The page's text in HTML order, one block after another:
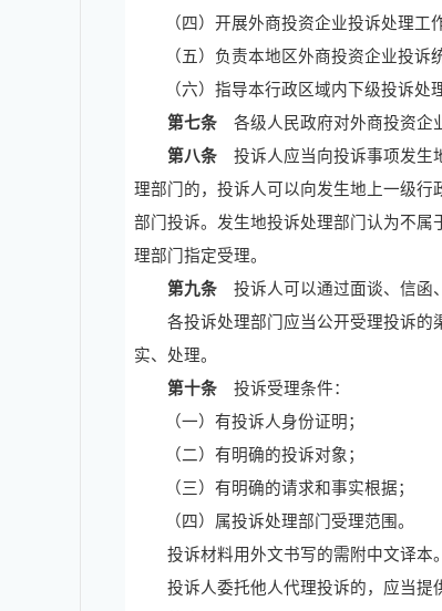
（四）开展外商投资企业投诉处理工
（五）负责本地区外商投资企业投诉
（六）指导本行政区域内下级投诉处
第七条各级人民政府对外商投资企
第八条投诉人应当向投诉事项发生
理部门的，投诉人可以向发生地上一级
部门投诉。发生地投诉处理部门认为不
理部门指定受理。
第九条投诉人可以通过面谈、信函
各投诉处理部门应当公开受理投诉的
实、处理。
第十条投诉受理条件：
（一）有投诉人身份证明；
（二）有明确的投诉对象；
（三）有明确的请求和事实根据；
（四）属投诉处理部门受理范围。
投诉材料用外文书写的需附中文译本。
投诉人委托他人代理投诉的，应当提供